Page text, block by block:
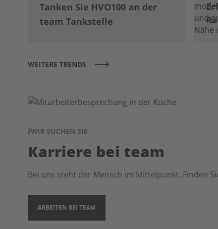
Tanken Sie HVO100 an der
team Tankstelle
WEITERE TRENDS
WIR SUCHEN SIE
Karriere bei team
Bei uns steht der Mensch im Mittelpunkt. Finden
ARBEITEN BEI TEAM